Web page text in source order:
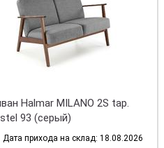
Софа Halmar
(темно-зеленый/
Дата прихода на